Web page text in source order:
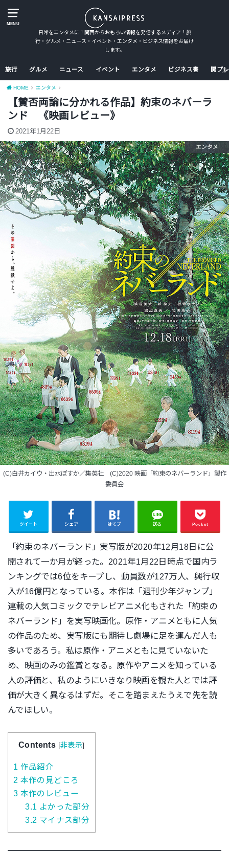
MENU
日常をエンタメに！関西からおもろい情報を発信するメディア！旅
行・グルメ・ニュース・イベント・エンタメ・ビジネス情報をお届け
します。
旅行 グルメ ニュース イベント エンタメ ビジネス書 関プ
HOME エンタメ
【賛否両論に分かれる作品】約束のネバーラ
ンド 《映画レビュー》
2021年1月22日
(C)白井カイウ・出水ぽすか／集英社 (C)2020 映画「約束のネバーランド」製作
委員会
エンタメ
ツイート シェア はてブ 送る Pocket
「約束のネバーランド」実写版が2020年12月18日に公
開されて一か月が経った。2021年1月22日時点で国内ラ
ンキングでは6位をキープし、動員数が127万人、興行収
入が16億円となっている。本作は 「週刊少年ジャンプ」
連載の人気コミックでテレビアニメ化もされた「約束の
ネバーランド」を実写映画化。原作・アニメともに人気
の作品のため、実写版にも期待し劇場に足を運んだ人も
多いであろう。私は原作・アニメともに見ていないた
め、映画のみの鑑賞となる。原作やアニメを知っている
人の評価と、私のようにいきなり映画を観た人とでは評
価が大きく異なるはずだ。そこを踏まえたうえで先を読
んでほしい。
Contents [非表示]
1 作品紹介
2 本作の見どころ
3 本作のレビュー
3.1 よかった部分
3.2 マイナス部分